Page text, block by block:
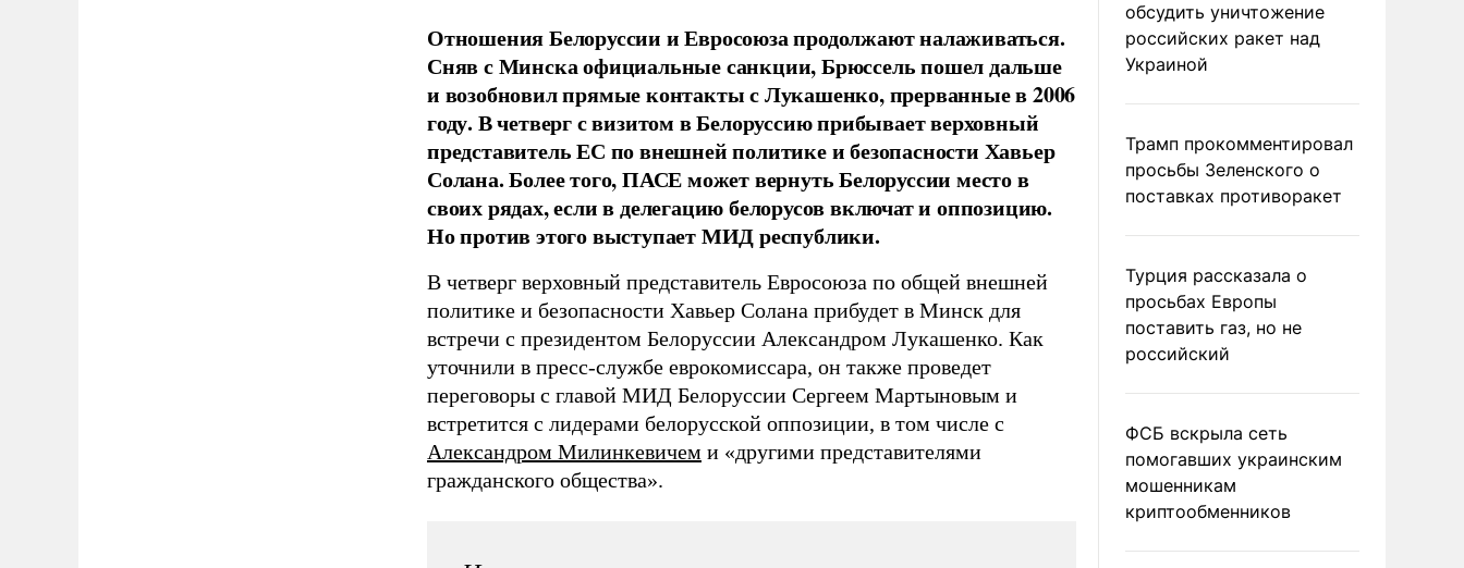
Отношения Белоруссии и Евросоюза продолжают налаживаться.
Сняв с Минска официальные санкции, Брюссель пошел дальше
и возобновил прямые контакты с Лукашенко, прерванные в 2006
году. В четверг с визитом в Белоруссию прибывает верховный
представитель ЕС по внешней политике и безопасности Хавьер
Солана. Более того, ПАСЕ может вернуть Белоруссии место в
своих рядах, если в делегацию белорусов включат и оппозицию.
Но против этого выступает МИД республики.
В четверг верховный представитель Евросоюза по общей внешней
политике и безопасности Хавьер Солана прибудет в Минск для
встречи с президентом Белоруссии Александром Лукашенко. Как
уточнили в пресс-службе еврокомиссара, он также проведет
переговоры с главой МИД Белоруссии Сергеем Мартыновым и
встретится с лидерами белорусской оппозиции, в том числе с
Александром Милинкевичем и «другими представителями
гражданского общества».
обсудить уничтожение
российских ракет над
Украиной
Трамп прокомментировал
просьбы Зеленского о
поставках противоракет
Турция рассказала о
просьбах Европы
поставить газ, но не
российский
ФСБ вскрыла сеть
помогавших украинским
мошенникам
криптообменников